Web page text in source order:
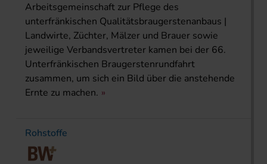
Arbeitsgemeinschaft zur Pflege des
unterfränkischen Qualitätsbraugerstenanbaus |
Landwirte, Züchter, Mälzer und Brauer sowie
jeweilige Verbandsvertreter kamen bei der 66.
Unterfränkischen Braugerstenrundfahrt
zusammen, um sich ein Bild über die anstehende
Ernte zu machen.
Rohstoffe